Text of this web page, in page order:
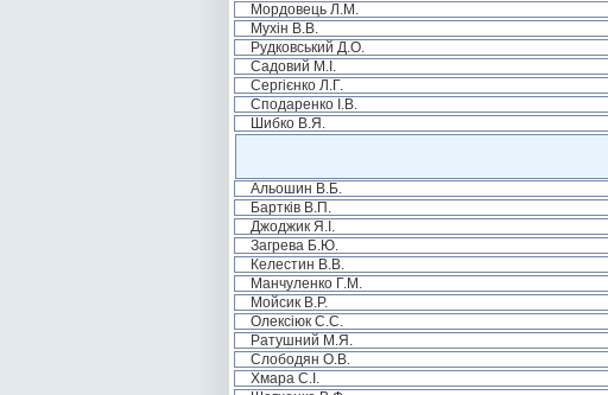
Мордовець Л.М.
Мухін В.В.
Рудковський Д.О.
Садовий М.І.
Сергієнко Л.Г.
Сподаренко І.В.
Шибко В.Я.
Альошин В.Б.
Бартків В.П.
Джоджик Я.І.
Загрева Б.Ю.
Келестин В.В.
Манчуленко Г.М.
Мойсик В.Р.
Олексіюк С.С.
Ратушний М.Я.
Слободян О.В.
Хмара С.І.